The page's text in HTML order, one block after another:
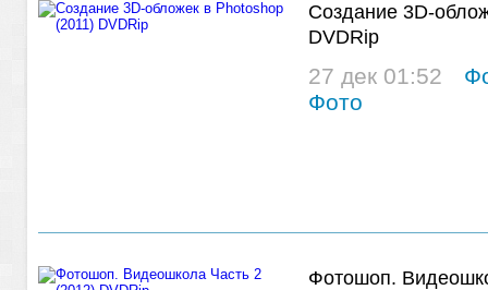
Создание 3D-
DVDRip
27 дек 01:52
Фото
Фотошоп.